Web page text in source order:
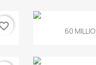

60